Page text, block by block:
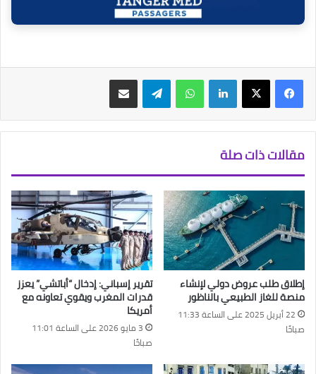
فيسبوك‫X لينكدإن واتساب تيلقرام مشاركة عبر البريد
مقالات ذات صلة
إطلاق طلب عروض دولي لإنشاء
منصة للغاز الطبيعي بالناظور
22 أبريل 2025 على الساعة 11:33
صباحًا
تقرير إسباني: إدخال “أباتشي” يعزز
قدرات المغرب ويقوي تعاونه مع
أمريكا
3 مايو 2026 على الساعة 11:01
صباحًا